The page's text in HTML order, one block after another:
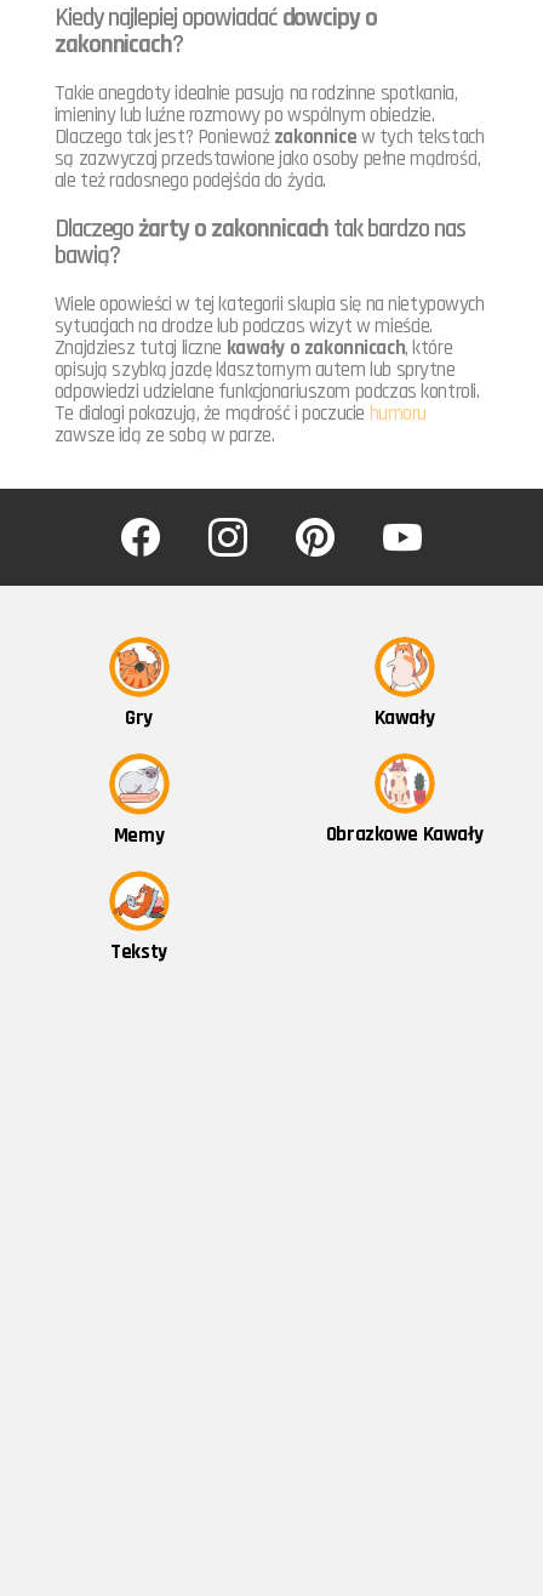
Kiedy najlepiej opowiadaćdowcipy o
zakonnicach?
Takie anegdoty idealnie pasują na rodzinne spotkania,
imieniny lub luźne rozmowy po wspólnym obiedzie.
Dlaczego tak jest? Ponieważzakonnicew tych tekstach
są zazwyczaj przedstawione jako osoby pełne mądrości,
ale też radosnego podejścia do życia.
Dlaczegożarty o zakonnicachtak bardzo nas
bawią?
Wiele opowieści w tej kategorii skupia się na nietypowych
sytuacjach na drodze lub podczas wizyt w mieście.
Znajdziesz tutaj liczne kawały o zakonnicach, które
opisują szybką jazdę klasztornym autem lub sprytne
odpowiedzi udzielane funkcjonariuszom podczas kontroli.
Te dialogi pokazują, że mądrość i poczucie humoru
zawsze idą ze sobą w parze.
facebook instagram pinterest youtube
Gry Kawały
Memy Obrazkowe Kawały
Teksty